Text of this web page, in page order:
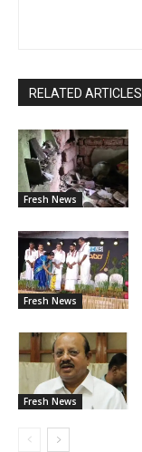
RELATED ARTICLES
Fresh News
Fresh News
Fresh News